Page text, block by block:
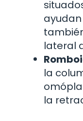
lateral
la
la